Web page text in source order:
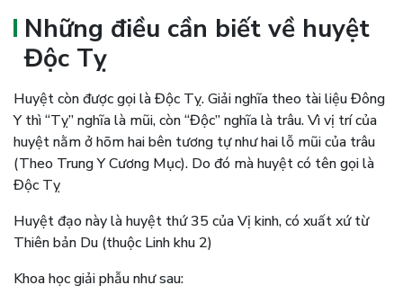
Những điều cần biết về huyệt
Độc Tỵ
Huyệt còn được gọi là Độc Tỵ. Giải nghĩa theo tài liệu Đông
Y thì “Tỵ” nghĩa là mũi, còn “Độc” nghĩa là trâu. Vì vị trí của
huyệt nằm ở hõm hai bên tương tự như hai lỗ mũi của trâu
(Theo Trung Y Cương Mục). Do đó mà huyệt có tên gọi là
Độc Tỵ
Huyệt đạo này là huyệt thứ 35 của Vị kinh, có xuất xứ từ
Thiên bản Du (thuộc Linh khu 2)
Khoa học giải phẫu như sau: